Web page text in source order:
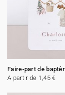
Faire-part de
A partir de 1,45 €